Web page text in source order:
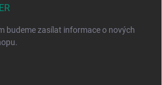
budeme zasílat informace o nových